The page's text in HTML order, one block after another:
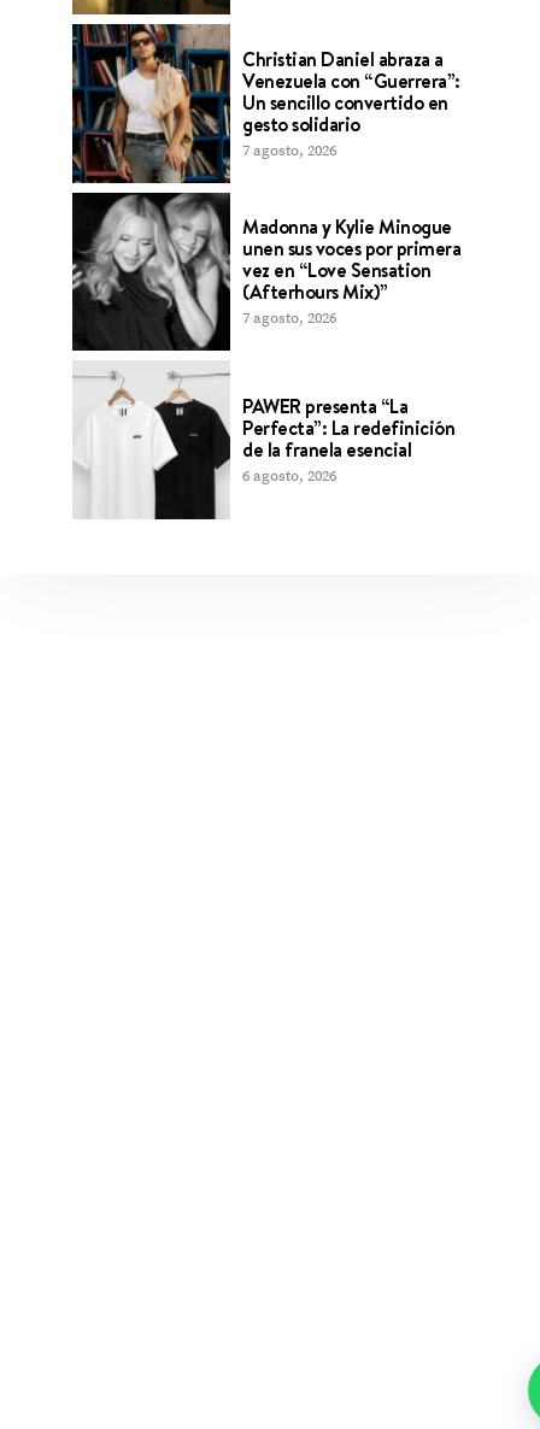
Christian Daniel abraza a
Venezuela con “Guerrera”:
Un sencillo convertido en
gesto solidario
7 agosto, 2026
Madonna y Kylie Minogue
unen sus voces por primera
vez en “Love Sensation
(Afterhours Mix)”
7 agosto, 2026
PAWER presenta “La
Perfecta”: La redefinición
de la franela esencial
6 agosto, 2026